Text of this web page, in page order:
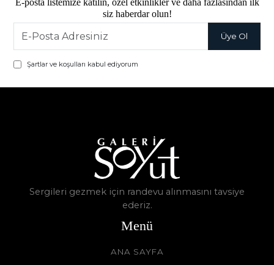
E-posta listemize katılın, özel etkinlikler ve daha fazlasından ilk
siz haberdar olun!
Şartlar ve koşulları kabul ediyorum
Sergileri gezmek için randevu alınmasını tavsiye
ederiz.
Menü
ANA SAYFA